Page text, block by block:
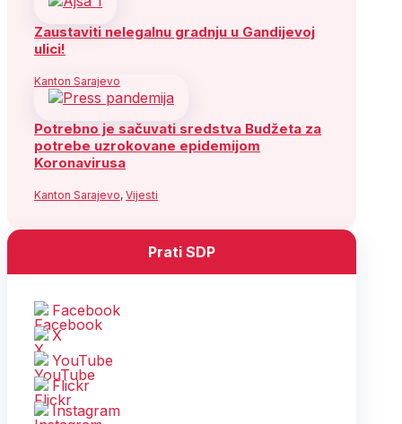
Zaustaviti nelegalnu gradnju u Gandijevoj
ulici!
Kanton Sarajevo
Potrebno je sačuvati sredstva Budžeta za
potrebe uzrokovane epidemijom
Koronavirusa
Kanton Sarajevo, Vijesti
Prati SDP
Facebook
X
YouTube
Flickr
Instagram